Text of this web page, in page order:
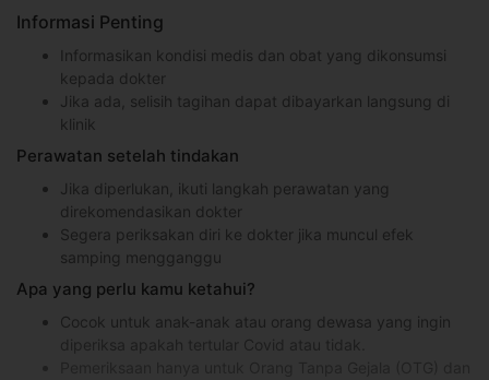
Informasi Penting
Informasikan kondisi medis dan obat yang dikonsumsi
kepada dokter
Jika ada, selisih tagihan dapat dibayarkan langsung di
klinik
Perawatan setelah tindakan
Jika diperlukan, ikuti langkah perawatan yang
direkomendasikan dokter
Segera periksakan diri ke dokter jika muncul efek
samping mengganggu
Apa yang perlu kamu ketahui?
Cocok untuk anak-anak atau orang dewasa yang ingin
diperiksa apakah tertular Covid atau tidak.